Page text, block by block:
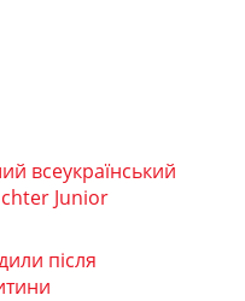
всеукраїнський
Junior
після